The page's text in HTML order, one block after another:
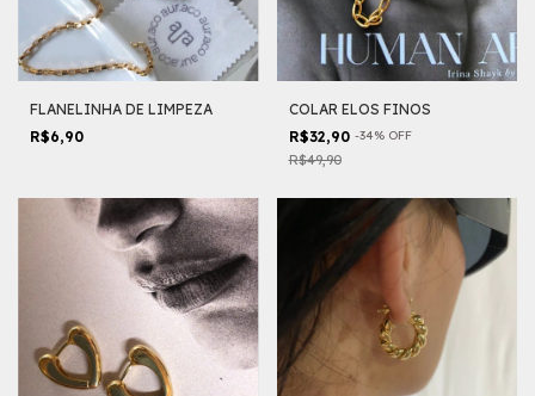
FLANELINHA DE LIMPEZA
R$6,90
COLAR ELOS FINOS
R$32,90 -34% OFF
R$49,90